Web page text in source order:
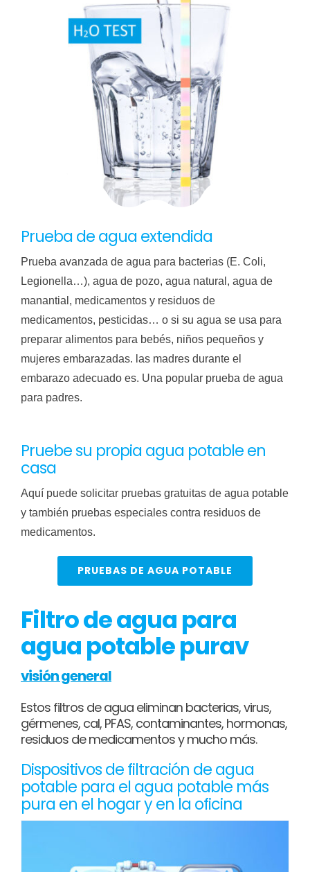
Prueba de agua extendida
Prueba avanzada de agua para bacterias (E. Coli,
Legionella…), agua de pozo, agua natural, agua de
manantial, medicamentos y residuos de
medicamentos, pesticidas… o si su agua se usa para
preparar alimentos para bebés, niños pequeños y
mujeres embarazadas. las madres durante el
embarazo adecuado es. Una popular prueba de agua
para padres.
Pruebe su propia agua potable en
casa
Aquí puede solicitar pruebas gratuitas de agua potable
y también pruebas especiales contra residuos de
medicamentos.
PRUEBAS DE AGUA POTABLE
Filtro de agua para
agua potable purav
visión general
Estos filtros de agua eliminan bacterias, virus,
gérmenes, cal, PFAS, contaminantes, hormonas,
residuos de medicamentos y mucho más.
Dispositivos de filtración de agua
potable para el agua potable más
pura en el hogar y en la oficina